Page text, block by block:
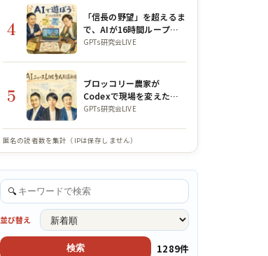
4
「信長の野望」を超えるま
で、AIが16時間ループを
回し続けた｜月曜朝の
GPTs研究会LIVE
5
ブロッコリー農家が
Codexで現場を変えた話
｜GPTs研究会×WACAコ
GPTs研究会LIVE
匿名の読者数を集計（IPは保存しません）
🔍
並び替え
検索 1289件